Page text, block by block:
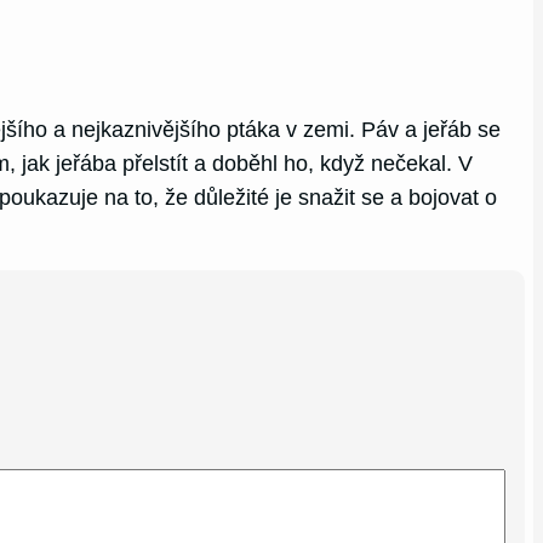
a nejkaznivějšího ptáka v zemi. Páv a jeřáb se
jak jeřába přelstít a doběhl ho, když nečekal. V
na to, že důležité je snažit se a bojovat o